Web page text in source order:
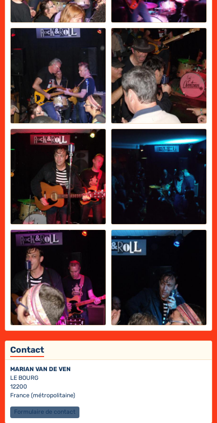
Contact
MARIAN VAN DE VEN
LE BOURG
12200
France (métropolitaine)
Formulaire de contact